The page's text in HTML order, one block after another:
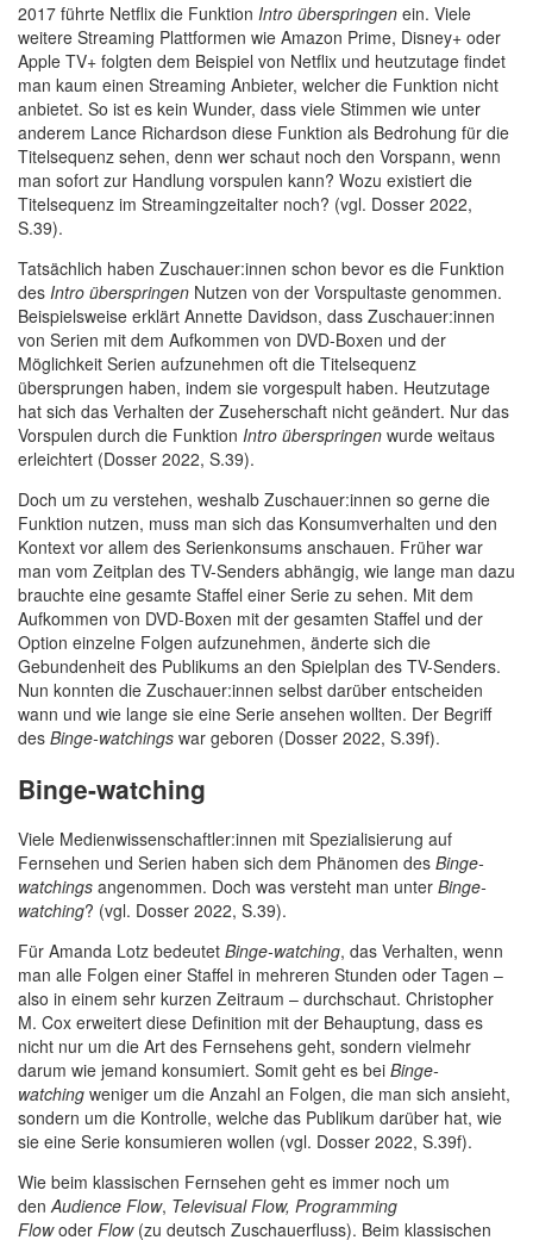
2017 führte Netflix die Funktion Intro überspringen ein. Viele
weitere Streaming Plattformen wie Amazon Prime, Disney+ oder
Apple TV+ folgten dem Beispiel von Netflix und heutzutage findet
man kaum einen Streaming Anbieter, welcher die Funktion nicht
anbietet. So ist es kein Wunder, dass viele Stimmen wie unter
anderem Lance Richardson diese Funktion als Bedrohung für die
Titelsequenz sehen, denn wer schaut noch den Vorspann, wenn
man sofort zur Handlung vorspulen kann? Wozu existiert die
Titelsequenz im Streamingzeitalter noch? (vgl. Dosser 2022,
S.39).
Tatsächlich haben Zuschauer:innen schon bevor es die Funktion
des Intro überspringen Nutzen von der Vorspultaste genommen.
Beispielsweise erklärt Annette Davidson, dass Zuschauer:innen
von Serien mit dem Aufkommen von DVD-Boxen und der
Möglichkeit Serien aufzunehmen oft die Titelsequenz
übersprungen haben, indem sie vorgespult haben. Heutzutage
hat sich das Verhalten der Zuseherschaft nicht geändert. Nur das
Vorspulen durch die Funktion Intro überspringen wurde weitaus
erleichtert (Dosser 2022, S.39).
Doch um zu verstehen, weshalb Zuschauer:innen so gerne die
Funktion nutzen, muss man sich das Konsumverhalten und den
Kontext vor allem des Serienkonsums anschauen. Früher war
man vom Zeitplan des TV-Senders abhängig, wie lange man dazu
brauchte eine gesamte Staffel einer Serie zu sehen. Mit dem
Aufkommen von DVD-Boxen mit der gesamten Staffel und der
Option einzelne Folgen aufzunehmen, änderte sich die
Gebundenheit des Publikums an den Spielplan des TV-Senders.
Nun konnten die Zuschauer:innen selbst darüber entscheiden
wann und wie lange sie eine Serie ansehen wollten. Der Begriff
des Binge-watchings war geboren (Dosser 2022, S.39f).
Binge-watching
Viele Medienwissenschaftler:innen mit Spezialisierung auf
Fernsehen und Serien haben sich dem Phänomen des Binge-
watchings angenommen. Doch was versteht man unter Binge-
watching? (vgl. Dosser 2022, S.39).
Für Amanda Lotz bedeutet Binge-watching, das Verhalten, wenn
man alle Folgen einer Staffel in mehreren Stunden oder Tagen –
also in einem sehr kurzen Zeitraum – durchschaut. Christopher
M. Cox erweitert diese Definition mit der Behauptung, dass es
nicht nur um die Art des Fernsehens geht, sondern vielmehr
darum wie jemand konsumiert. Somit geht es bei Binge-
watching weniger um die Anzahl an Folgen, die man sich ansieht,
sondern um die Kontrolle, welche das Publikum darüber hat, wie
sie eine Serie konsumieren wollen (vgl. Dosser 2022, S.39f).
Wie beim klassischen Fernsehen geht es immer noch um
denAudience Flow, Televisual Flow, Programming
Flowoder Flow(zu deutsch Zuschauerfluss). Beim klassischen